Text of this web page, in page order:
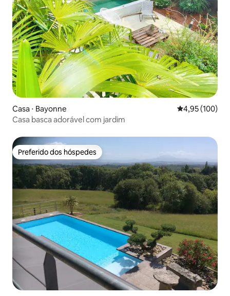
Casa ⋅ Bayonne 4,95 de uma
4,95 (100)
Casa basca adorável com jardim
Preferido dos hóspedes
Preferido dos hóspedes